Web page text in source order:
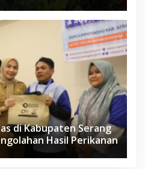
di Kabupaten Serang
Hasil Perikanan